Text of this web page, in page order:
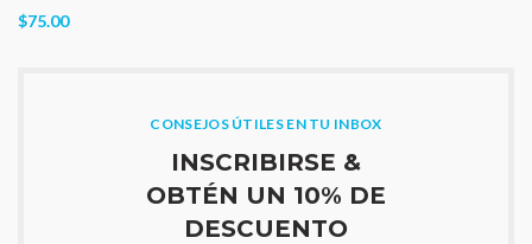
$75.00
CONSEJOS ÚTILES EN TU INBOX
INSCRIBIRSE &
OBTÉN UN 10% DE
DESCUENTO